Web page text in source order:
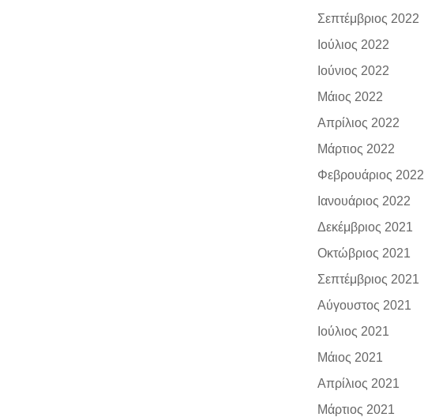
Σεπτέμβριος 2022
Ιούλιος 2022
Ιούνιος 2022
Μάιος 2022
Απρίλιος 2022
Μάρτιος 2022
Φεβρουάριος 2022
Ιανουάριος 2022
Δεκέμβριος 2021
Οκτώβριος 2021
Σεπτέμβριος 2021
Αύγουστος 2021
Ιούλιος 2021
Μάιος 2021
Απρίλιος 2021
Μάρτιος 2021